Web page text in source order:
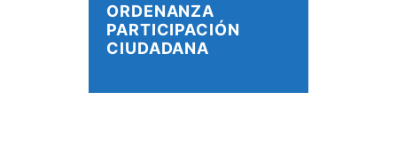
ORDENANZA
PARTICIPACIÓN
CIUDADANA